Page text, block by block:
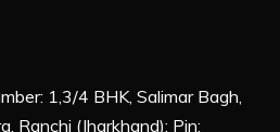
1,3/4 BHK, Salimar Bagh,
Ranchi (Jharkhand): Pin: